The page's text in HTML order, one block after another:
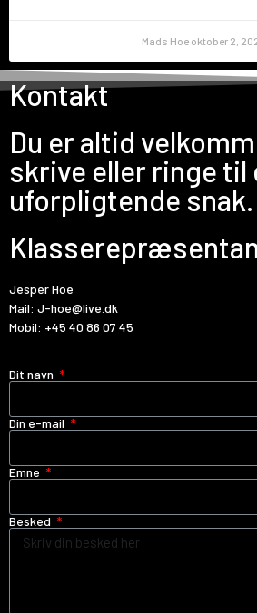
Mads Hoe oktober 2,
Kontakt
Du er altid
skrive eller ringe til
uforpligtende snak.
Jesper Hoe
Mail: J-hoe@live.dk
Mobil: +45 40 86 07 45
Dit navn
Din e-mail
Emne
Besked